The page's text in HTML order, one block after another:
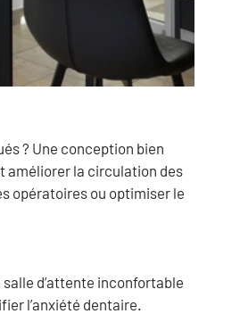
? Une conception bien
améliorer la circulation des
opératoires ou optimiser le
d’attente inconfortable
l’anxiété dentaire.